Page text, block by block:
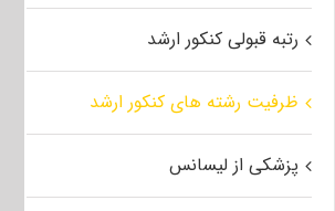
رتبه قبولی کنکور ارشد
ظرفیت رشته های کنکور ارشد
پزشکی از لیسانس